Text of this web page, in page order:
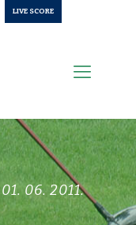
LIVE SCORE
06. 2011.